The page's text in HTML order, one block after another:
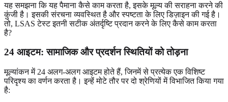
यह समझना कि यह पैमाना कैसे काम करता है, इसके मूल्य की सराहना करने की
कुंजी है। इसकी संरचना व्यवस्थित है और स्पष्टता के लिए डिज़ाइन की गई है।
तो, LSAS टेस्ट इतनी सटीक अंतर्दृष्टि प्रदान करने के लिए कैसे काम करता
है?
24 आइटम: सामाजिक और प्रदर्शन स्थितियों को तोड़ना
मूल्यांकन में 24 अलग-अलग आइटम होते हैं, जिनमें से प्रत्येक एक विशिष्ट
परिदृश्य का वर्णन करता है। इन्हें मोटे तौर पर दो श्रेणियों में विभाजित किया गया
है: